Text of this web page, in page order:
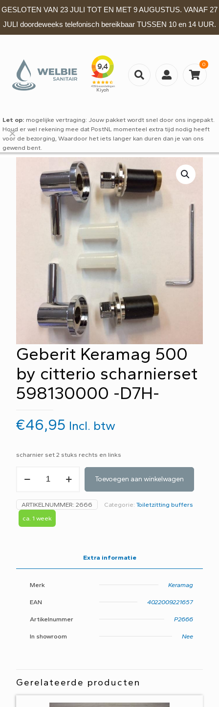
GESLOTEN VAN 23 JULI TOT EN MET 9 AUGUSTUS. VANAF 27
JULI doordeweeks telefonisch bereikbaar TUSSEN 10 en 14 UUR.
0
Let op: mogelijke vertraging: Jouw pakket wordt snel door ons ingepakt.
Houd er wel rekening mee dat PostNL momenteel extra tijd nodig heeft
voor de bezorging, Waardoor het iets langer kan duren dan je van ons
gewend bent.
✕
Geberit Keramag 500
by citterio scharnierset
598130000 -D7H-
€46,95 Incl. btw
scharnier set 2 stuks rechts en links
Keramag
by
citterio
scharnierset
598130000
Toevoegen aan winkelwagen
ARTIKELNUMMER: 2666 Categorie: Toiletzitting buffers
ca. 1 week
Extra informatie
Merk Keramag
EAN 4022009221657
Artikelnummer P2666
In showroom Nee
Gerelateerde producten